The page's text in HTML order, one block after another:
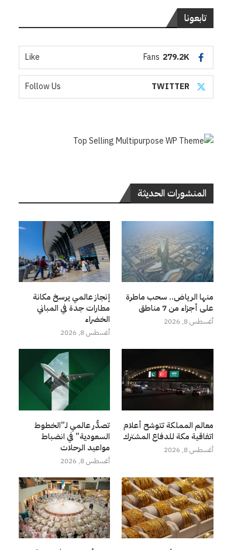
تابعونا
279.2K
Fans
Like
TWITTER
Follow Us
المنشورات الحديثة
منها الرياض.. سحب ماطرة
على أجزاء من 7 مناطق
أغسطس 8, 2026
إنجاز عالمي يرسخ مكانة
مطارات جدة في المباني
الخضراء
أغسطس 8, 2026
معالم المملكة تتوشح أعلام
اتفاقية مكة للدفاع المشترك
أغسطس 8, 2026
تصدُّر عالمي لـ”الخطوط
السعودية” في انضباط
مواعيد الرحلات
أغسطس 8, 2026